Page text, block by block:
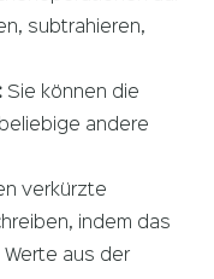
subtrahieren,
Sie können die
andere
verkürzte
indem das
Werte aus der